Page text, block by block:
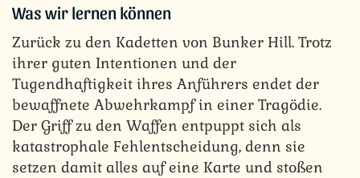
Was wir lernen können
Zurück zu den Kadetten von Bunker Hill. Trotz
ihrer guten Intentionen und der
Tugendhaftigkeit ihres Anführers endet der
bewaffnete Abwehrkampf in einer Tragödie.
Der Griff zu den Waffen entpuppt sich als
katastrophale Fehlentscheidung, denn sie
setzen damit alles auf eine Karte und stoßen